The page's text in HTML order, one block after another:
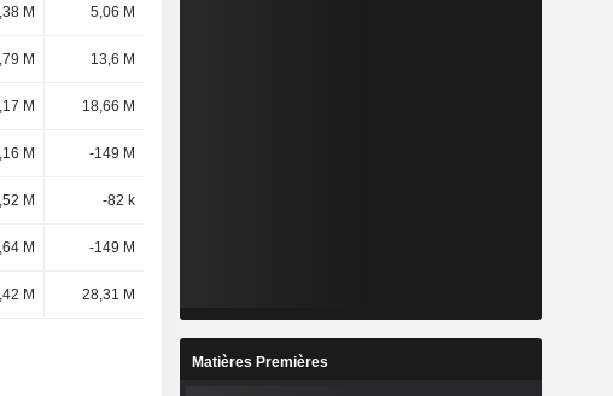
M 5,06 M
M 13,6 M
M 18,66 M
M -149 M
M -82 k
M -149 M
M 28,31 M
Matières Premières